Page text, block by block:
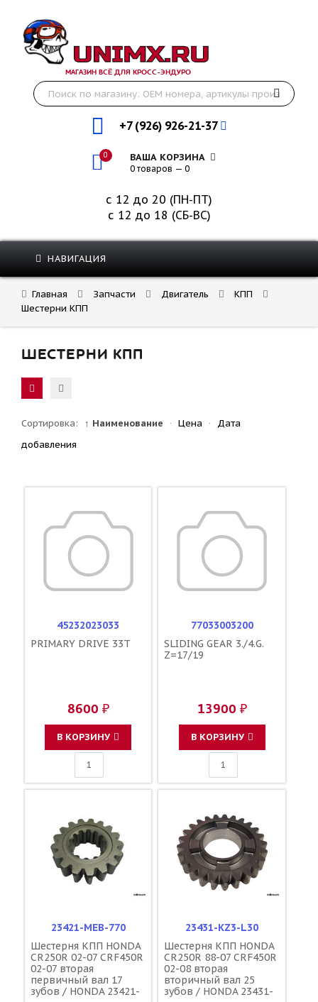
МАГАЗИН ВСЁ ДЛЯ КРОСС-ЭНДУРО
+7 (926) 926-21-37
0 ВАША КОРЗИНА
0 товаров — 0
с 12 до 20 (ПН-ПТ)
с 12 до 18 (СБ-ВС)
НАВИГАЦИЯ
Главная Запчасти Двигатель
КПП
Шестерни КПП
ШЕСТЕРНИ КПП
Сортировка: ↑ Наименование · Цена ·
Дата
добавления
45232023033
PRIMARY DRIVE 33T
8600 ₽
В КОРЗИНУ
77033003200
SLIDING GEAR 3./4.G.
Z=17/19
13900 ₽
В КОРЗИНУ
23421-MEB-770
Шестерня КПП HONDA
CR250R 02-07 CRF450R
02-07 вторая
первичный вал 17
зубов / HONDA 23421-
23431-KZ3-L30
Шестерня КПП HONDA
CR250R 88-07 CRF450R
02-08 вторая
вторичный вал 25
зубов / HONDA 23431-